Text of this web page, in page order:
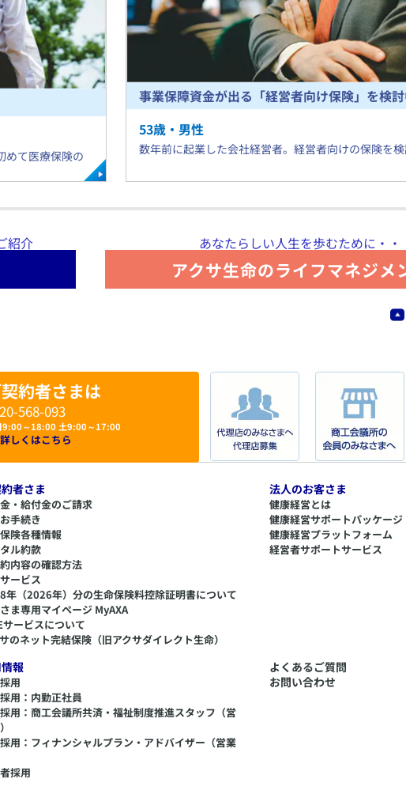
めて医療保険の
事業保障資金が出る「経営者向け保険」を検
53歳・ 男性
数年前に起業した会社経営者。経営者向けの保険を検
紹介 あなたらしい人生を歩むために・・
アクサ生命のライフマネジメ
約者さまは
568-093
9:00～18:00 土9:00～17:00
詳しくはこちら
者さま
・給付金のご請求
手続き
険各種情報
ル約款
内容の確認方法
ービス
年（2026年）分の生命保険料控除証明書について
ま専用マイページ MyAXA
サービスについて
のネット完結保険（旧アクサダイレクト生命）
法人のお客さま
健康経営とは
健康経営サポートパッケージ
健康経営プラットフォーム
経営者サポートサービス
報
用
用：内勤正社員
用：商工会議所共済・福祉制度推進スタッフ（営
用：フィナンシャルプラン・アドバイザー（営業
採用
よくあるご質問
お問い合わせ